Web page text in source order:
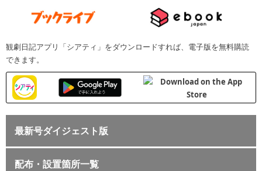
観劇日記アプリ「シアティ」をダウンロードすれば、電子版を無料購読
できます。
最新号ダイジェスト版
配布・設置箇所一覧